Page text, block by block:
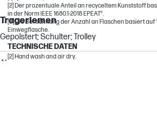
Trageriemen
Gepolstert; Schulter; Trolley
Abmessungen
[2] Der prozentuale Anteil an recyceltem Kunststoff
in der Norm IEEE 1680.1-2018 EPEAT®.
[3] Die Berechnung der Anzahl an Flaschen basiert auf
Einwegflasche.
TECHNISCHE DATEN
[2] Hand wash and air dry.